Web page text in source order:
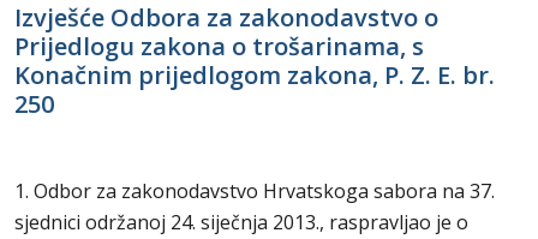
Izvješće Odbora za zakonodavstvo o
Prijedlogu zakona o trošarinama, s
Konačnim prijedlogom zakona, P. Z. E. br.
250
1. Odbor za zakonodavstvo Hrvatskoga sabora na 37.
sjednici održanoj 24. siječnja 2013., raspravljao je o